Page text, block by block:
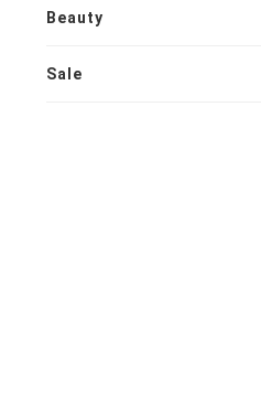
Beauty
Sale